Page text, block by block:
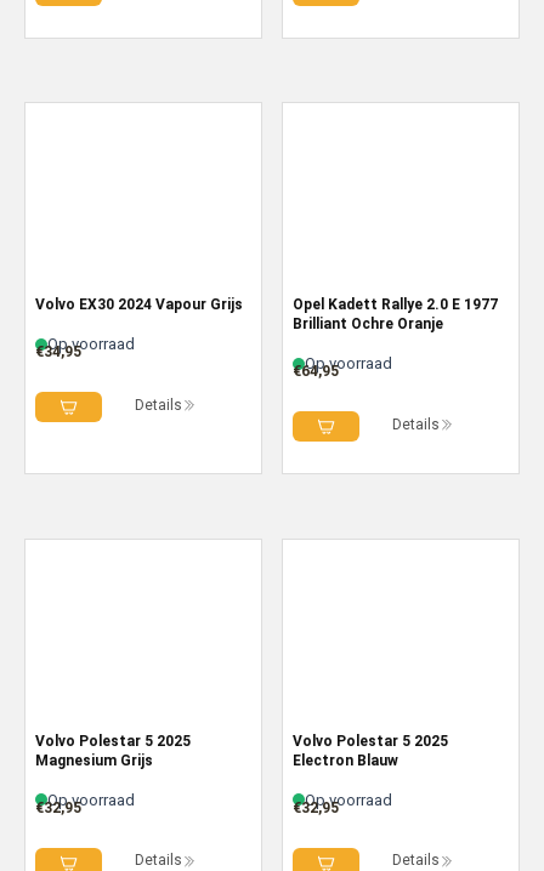
Volvo EX30 2024 Vapour Grijs
Op voorraad
€34,95
Details
Opel Kadett Rallye 2.0 E 1977
Brilliant Ochre Oranje
Op voorraad
€64,95
Details
Volvo Polestar 5 2025
Magnesium Grijs
Op voorraad
€32,95
Details
Volvo Polestar 5 2025
Electron Blauw
Op voorraad
€32,95
Details